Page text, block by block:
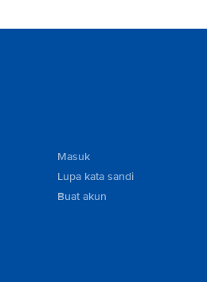
Masuk
Lupa kata sandi
Buat akun